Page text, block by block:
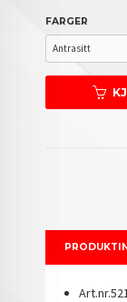
FARGER